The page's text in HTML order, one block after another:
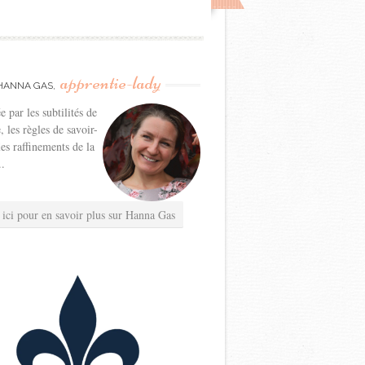
GAS, apprentie-lady
par les subtilités de
les règles de savoir-
raffinements de la
pour en savoir plus sur Hanna Gas